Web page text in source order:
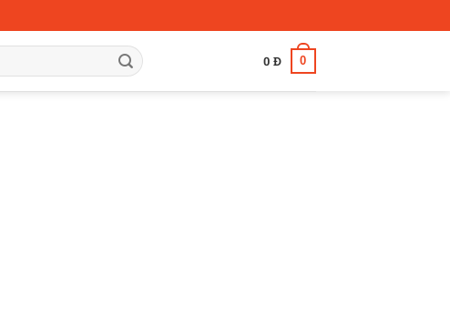
0 Đ 0